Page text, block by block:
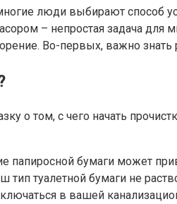
люди выбирают способ
– непростая задача
Во-первых, важно
о том, с чего начать
папиросной бумаги может
туалетной бумаги не
в вашей